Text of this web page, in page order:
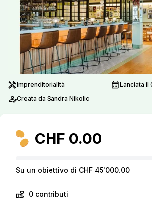
handymanImprenditorialità calendar_monthLanciata il
person_editCreata da Sandra Nikolic
CHF 0.00
Su un obiettivo di CHF 45'000.00
volunteer_activism 0 contributi